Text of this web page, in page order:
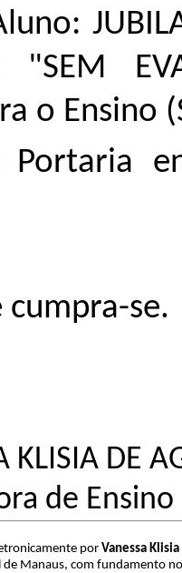
"SEM
o Ensino
cumpra-se.
KLISIA DE
de
por Vanessa
Manaus, com fundamento